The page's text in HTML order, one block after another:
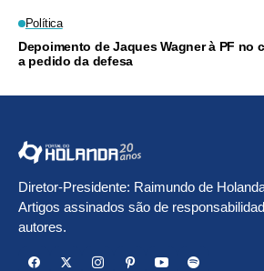
Política
Depoimento de Jaques Wagner à PF no
a pedido da defesa
Diretor-Presidente: Raimundo de
Artigos assinados são de
autores.